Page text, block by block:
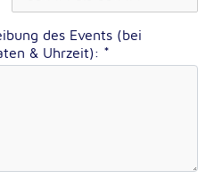
des Events (bei
& Uhrzeit): *